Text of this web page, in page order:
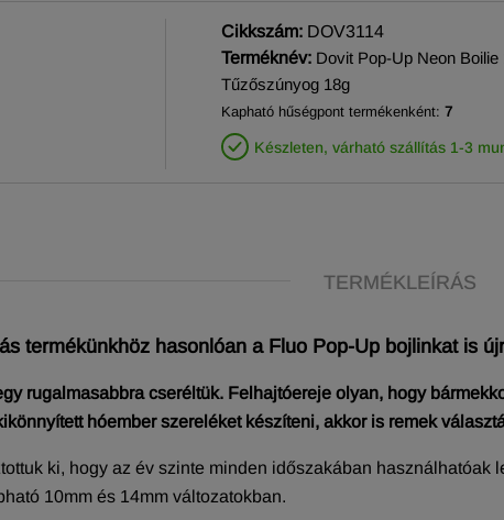
Cikkszám: DOV3114
Terméknév: Dovit Pop-Up Neon
Tűzőszúnyog 18g
Kapható hűségpont termékenként: 7
Készleten, várható szállítás 1-3
TERMÉKLEÍRÁS
termékünkhöz hasonlóan a Fluo Pop-Up bojlinkat is
rugalmasabbra cseréltük. Felhajtóereje olyan, hogy
hóember szereléket készíteni, akkor is remek
ki, hogy az év szinte minden időszakában
10mm és 14mm változatokban.